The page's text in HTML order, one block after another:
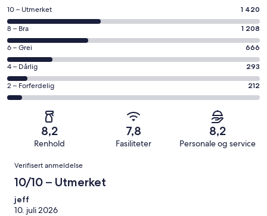
Rangering
på
10
−
Utmerket.
1420
av
totalt
anmeldelser.
10 – Utmerket 1 420
Rangering
på
8
−
Bra.
1208
anmeldelser.
8 – Bra 1 208
Rangering
på
6
−
Grei.
anmeldelser.
6 – Grei 666
Rangering
på
4
3799
anmeldelser.
4 – Dårlig 293
Rangering
på
Forferdelig.
av
3799
anmeldelser.
2 – Forferdelig 212
8,2
Renhold
7,8
Fasiliteter
8,2
Personale og service
Anmeldelser
Verifisert anmeldelse
10/10 – Utmerket
jeff
10. juli 2026